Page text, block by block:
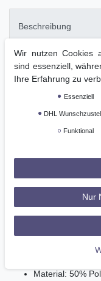
Beschreibung
Technische Daten
Weitere Details
angenehm
anti-slip
inklusive
elastisch im
Handgelenk
Material: 50%
Wir nutzen Cookies
sind essenziell,
Ihre Erfahrung zu
Essenziell
DHL
Funktional
Nur